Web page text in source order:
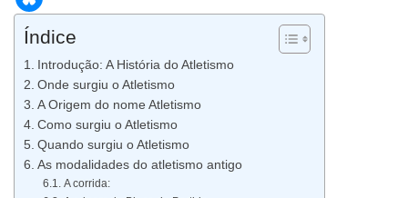
Índice
Introdução: A História do Atletismo
Onde surgiu o Atletismo
A Origem do nome Atletismo
Como surgiu o Atletismo
Quando surgiu o Atletismo
As modalidades do atletismo antigo
A corrida: